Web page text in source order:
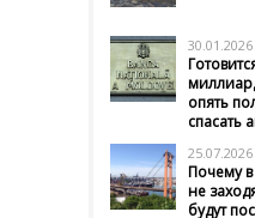
30.01.2026
опять
спасать
25.07.2026
Почему
не
будут